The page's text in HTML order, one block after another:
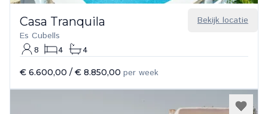
Bekijk locatie
Casa Tranquila
Es Cubells
8
4 4
€ 6.600,00 / € 8.850,00 per week